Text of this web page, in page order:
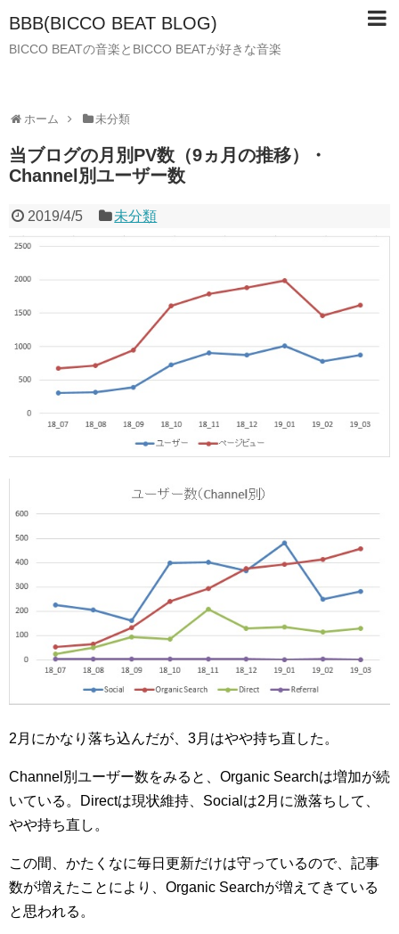
BBB(BICCO BEAT BLOG)
BICCO BEATの音楽とBICCO BEATが好きな音楽
ホーム 未分類
当ブログの月別PV数（9ヵ月の推移）・
Channel別ユーザー数
2019/4/5 未分類
2月にかなり落ち込んだが、3月はやや持ち直した。
Channel別ユーザー数をみると、Organic Searchは増加が続
いている。Directは現状維持、Socialは2月に激落ちして、
やや持ち直し。
この間、かたくなに毎日更新だけは守っているので、記事
数が増えたことにより、Organic Searchが増えてきている
と思われる。